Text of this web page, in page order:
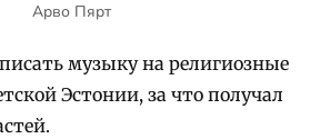
Арво Пярт
музыку на религиозные
Эстонии, за что получал